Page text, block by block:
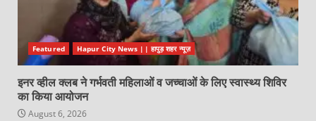
Featured Hapur City News || हापुड़ शहर न्यूज़
इनर व्हील क्लब ने गर्भवती महिलाओं व जच्चाओं के लिए स्वास्थ्य शिविर
का किया आयोजन
August 6, 2026